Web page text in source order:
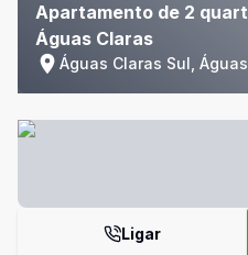
Apartamento de 2
Águas Claras
Águas Claras Sul,
Ligar